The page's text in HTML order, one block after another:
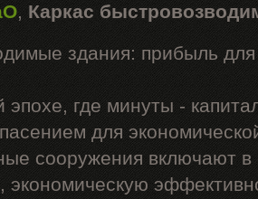
, Каркас
здания: прибыль
где минуты -
для
сооружения включают
экономическую